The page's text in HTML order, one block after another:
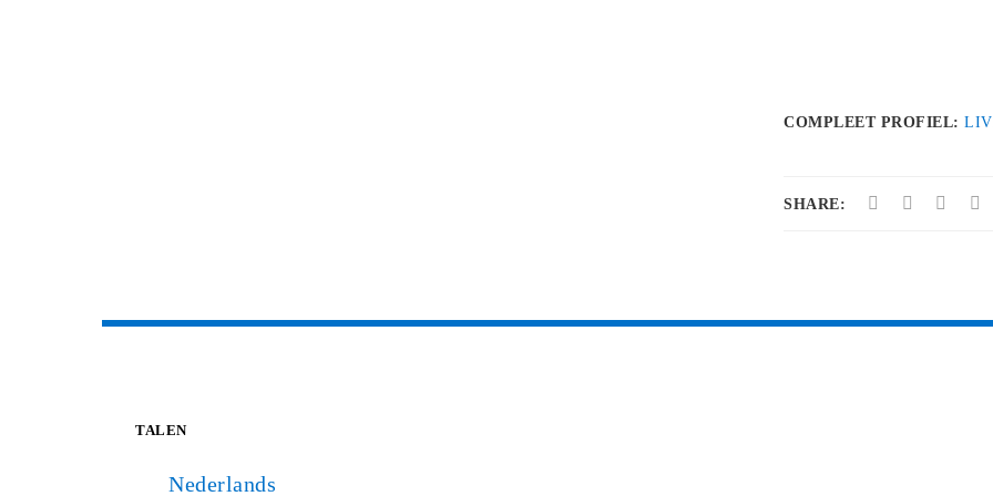
COMPLEET PROFIEL:
SHARE:
TALEN
Nederlands